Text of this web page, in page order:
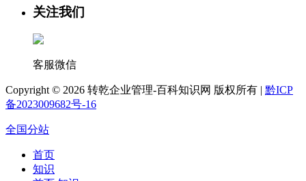
关注我们
客服微信
Copyright © 2026 转乾企业管理-百科知识网 版权所有 | 黔ICP
备2023009682号-16
全国分站
首页
知识